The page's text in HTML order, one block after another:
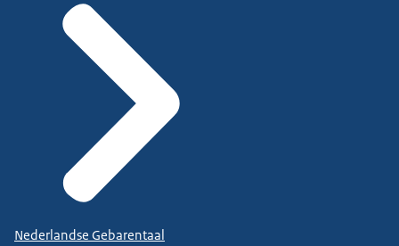
Nederlandse Gebarentaal